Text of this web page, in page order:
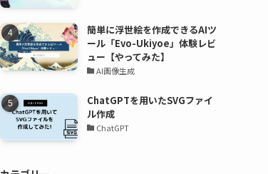
簡単に浮世絵を作成できるAIツ
ール「Evo-Ukiyoe」体験レビ
ュー【やってみた】
AI画像生成
ChatGPTを用いたSVGファイ
ル作成
ChatGPT